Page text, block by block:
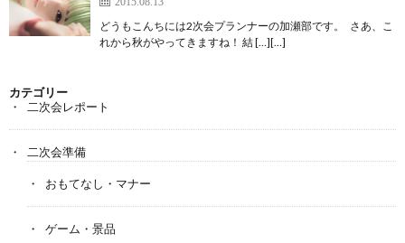
どうもこんちには2次会プランナーの加瀬部です。 さあ、こ
れから秋がやってきますね！ 結 […][…]
カテゴリー
二次会レポート
二次会準備
おもてなし・マナー
ゲーム・景品